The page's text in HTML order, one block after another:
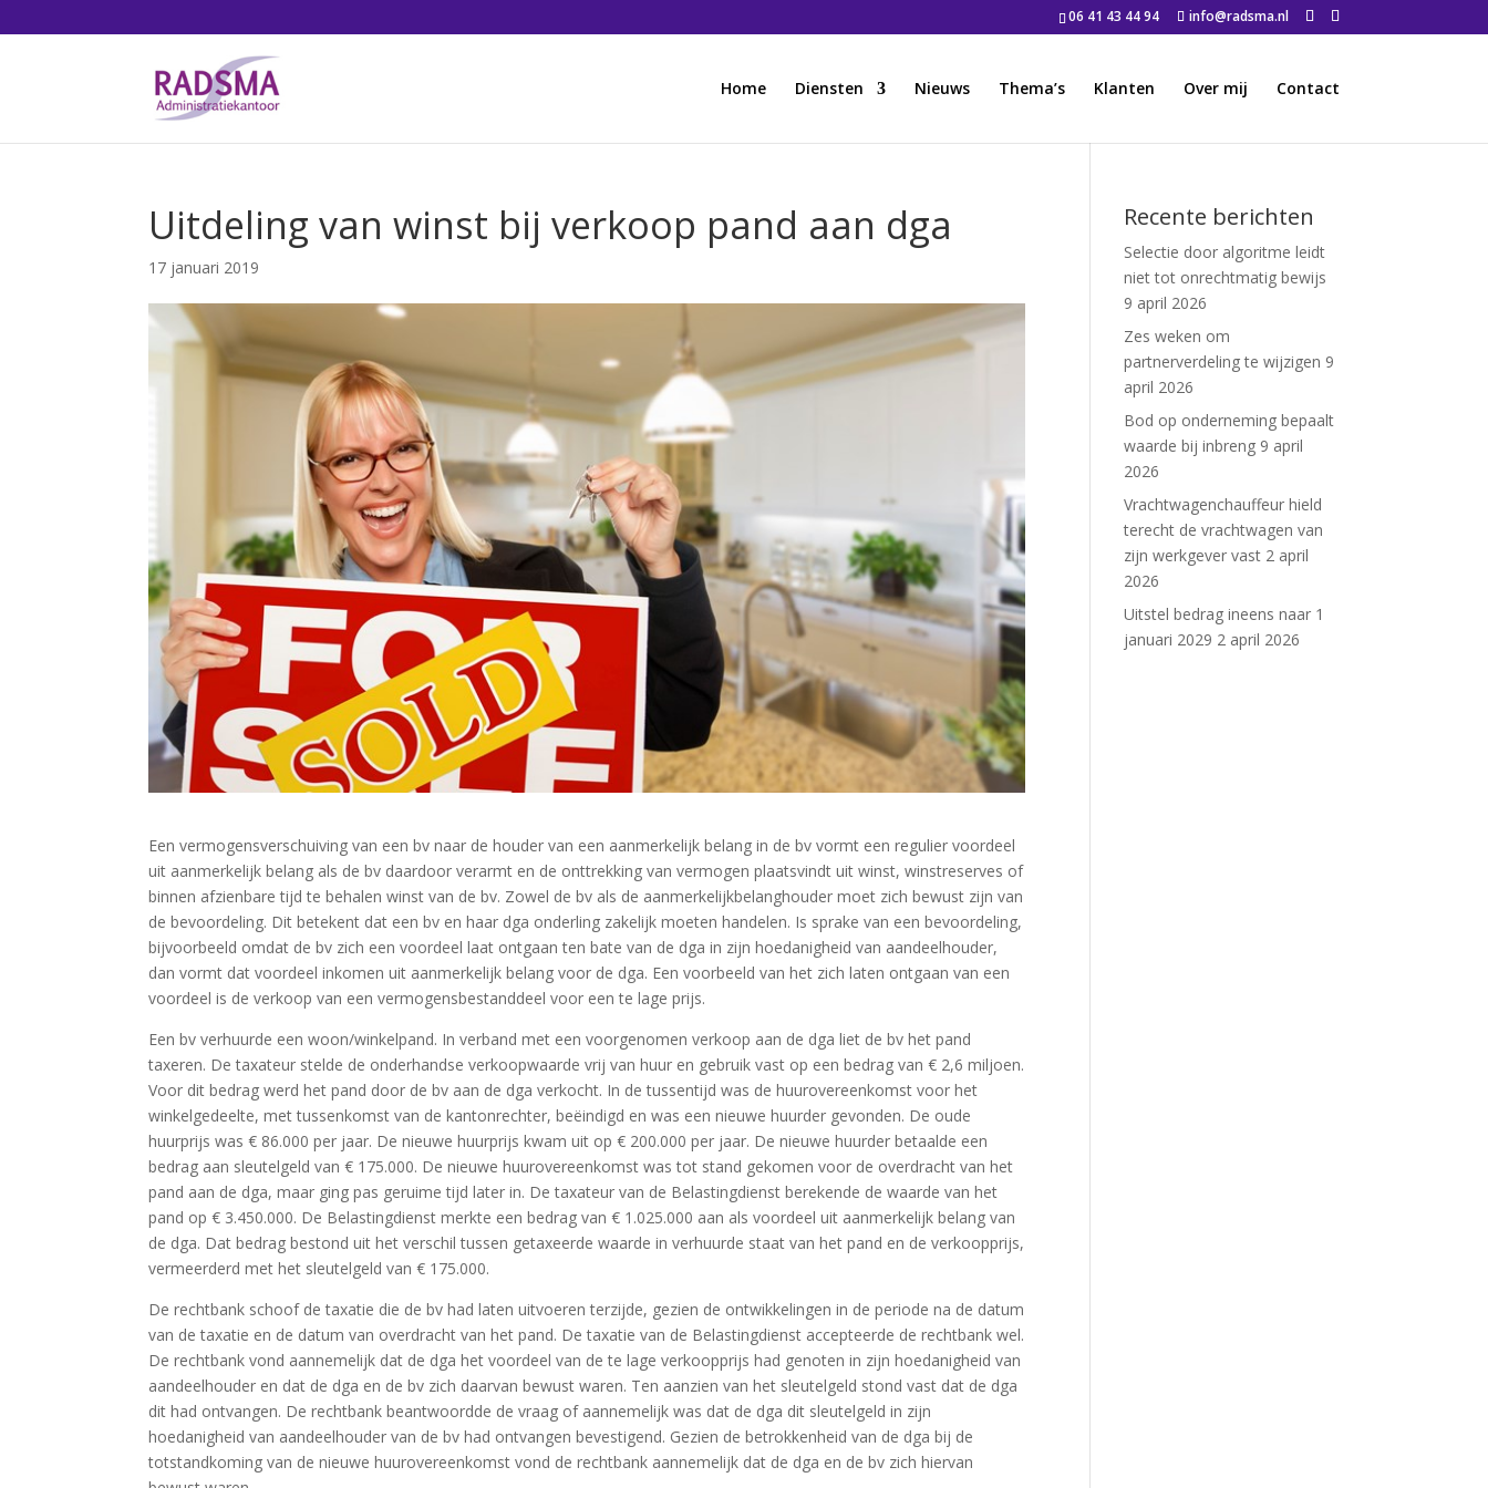
06 41 43 44 94 info@radsma.nl
Home Diensten Nieuws Thema’s Klanten Over mij Contact
Uitdeling van winst bij verkoop pand aan dga
17 januari 2019
Een vermogensverschuiving van een bv naar de houder van een aanmerkelijk belang in de bv vormt een regulier voordeel
uit aanmerkelijk belang als de bv daardoor verarmt en de onttrekking van vermogen plaatsvindt uit winst, winstreserves of
binnen afzienbare tijd te behalen winst van de bv. Zowel de bv als de aanmerkelijkbelanghouder moet zich bewust zijn van
de bevoordeling. Dit betekent dat een bv en haar dga onderling zakelijk moeten handelen. Is sprake van een bevoordeling,
bijvoorbeeld omdat de bv zich een voordeel laat ontgaan ten bate van de dga in zijn hoedanigheid van aandeelhouder,
dan vormt dat voordeel inkomen uit aanmerkelijk belang voor de dga. Een voorbeeld van het zich laten ontgaan van een
voordeel is de verkoop van een vermogensbestanddeel voor een te lage prijs.
Een bv verhuurde een woon/winkelpand. In verband met een voorgenomen verkoop aan de dga liet de bv het pand
taxeren. De taxateur stelde de onderhandse verkoopwaarde vrij van huur en gebruik vast op een bedrag van € 2,6 miljoen.
Voor dit bedrag werd het pand door de bv aan de dga verkocht. In de tussentijd was de huurovereenkomst voor het
winkelgedeelte, met tussenkomst van de kantonrechter, beëindigd en was een nieuwe huurder gevonden. De oude
huurprijs was € 86.000 per jaar. De nieuwe huurprijs kwam uit op € 200.000 per jaar. De nieuwe huurder betaalde een
bedrag aan sleutelgeld van € 175.000. De nieuwe huurovereenkomst was tot stand gekomen voor de overdracht van het
pand aan de dga, maar ging pas geruime tijd later in. De taxateur van de Belastingdienst berekende de waarde van het
pand op € 3.450.000. De Belastingdienst merkte een bedrag van € 1.025.000 aan als voordeel uit aanmerkelijk belang van
de dga. Dat bedrag bestond uit het verschil tussen getaxeerde waarde in verhuurde staat van het pand en de verkoopprijs,
vermeerderd met het sleutelgeld van € 175.000.
De rechtbank schoof de taxatie die de bv had laten uitvoeren terzijde, gezien de ontwikkelingen in de periode na de datum
van de taxatie en de datum van overdracht van het pand. De taxatie van de Belastingdienst accepteerde de rechtbank wel.
De rechtbank vond aannemelijk dat de dga het voordeel van de te lage verkoopprijs had genoten in zijn hoedanigheid van
aandeelhouder en dat de dga en de bv zich daarvan bewust waren. Ten aanzien van het sleutelgeld stond vast dat de dga
dit had ontvangen. De rechtbank beantwoordde de vraag of aannemelijk was dat de dga dit sleutelgeld in zijn
hoedanigheid van aandeelhouder van de bv had ontvangen bevestigend. Gezien de betrokkenheid van de dga bij de
totstandkoming van de nieuwe huurovereenkomst vond de rechtbank aannemelijk dat de dga en de bv zich hiervan
Recente berichten
Selectie door algoritme leidt
niet tot onrechtmatig bewijs
9 april 2026
Zes weken om
partnerverdeling te wijzigen 9
april 2026
Bod op onderneming bepaalt
waarde bij inbreng 9 april
2026
Vrachtwagenchauffeur hield
terecht de vrachtwagen van
zijn werkgever vast 2 april
2026
Uitstel bedrag ineens naar 1
januari 2029 2 april 2026